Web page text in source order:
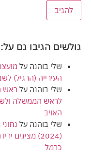
גולשים הגיבו גם על:
שלי בוהנה על
העירייה (הרגיל) לשנת 2024 בסך של 303
שלי בוהנה על ראש
לראש הממשלה
האויב
שלי בוהנה על
(2024)
כרמל